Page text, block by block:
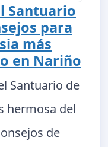
Santuario
para
más
en Nariño
Santuario de
hermosa del
de